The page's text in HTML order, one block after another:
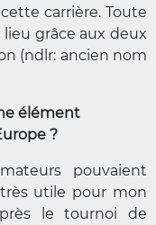
carrière. Toute
grâce aux deux
(ndlr: ancien nom
élément
?
pouvaient
utile pour mon
le tournoi de